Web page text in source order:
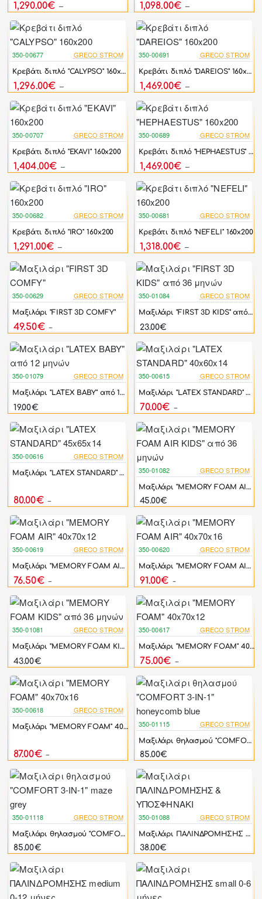
1,290.00€ 1,098.00€
-25%
350-00677 GRECO STROM
Κρεβάτι διπλό "CALYPSO" 160x200
1,296.00€
-25%
350-00691 GRECO STROM
Κρεβάτι διπλό "DAREIOS" 160x200
1,469.00€
-25%
350-00707 GRECO STROM
Κρεβάτι διπλό "EKAVI" 160x200
1,404.00€
-25%
350-00689 GRECO STROM
Κρεβάτι διπλό "HEPHAESTUS" 160x200
1,469.00€
-25%
350-00682 GRECO STROM
Κρεβάτι διπλό "IRO" 160x200
1,291.00€
-25%
350-00681 GRECO STROM
Κρεβάτι διπλό "NEFELI" 160x200
1,318.00€
-10%
350-00629 GRECO STROM
Μαξιλάρι "FIRST 3D COMFY"
49.50€
350-01084 GRECO STROM
Μαξιλάρι "FIRST 3D KIDS" από 36 μηνών
23.00€
350-01079 GRECO STROM
Μαξιλάρι "LATEX BABY" από 12 μηνών
19.00€
-10%
350-00615 GRECO STROM
Μαξιλάρι "LATEX STANDARD" 40x60x14
70.00€
-11%
350-00616 GRECO STROM
Μαξιλάρι "LATEX STANDARD" 45x65x14
80.00€
350-01082 GRECO STROM
Μαξιλάρι "MEMORY FOAM AIR KIDS" από 36 μηνών
45.00€
-10%
350-00619 GRECO STROM
Μαξιλάρι "MEMORY FOAM AIR" 40x70x12
76.50€
-10%
350-00620 GRECO STROM
Μαξιλάρι "MEMORY FOAM AIR" 40x70x16
91.00€
350-01081 GRECO STROM
Μαξιλάρι "MEMORY FOAM KIDS" από 36 μηνών
43.00€
-10%
350-00617 GRECO STROM
Μαξιλάρι "MEMORY FOAM" 40x70x12
75.00€
-10%
350-00618 GRECO STROM
Μαξιλάρι "MEMORY FOAM" 40x70x16
87.00€
350-01115 GRECO STROM
Μαξιλάρι θηλασμού "COMFORT 3-IN-1" honeycomb blue
85.00€
350-01118 GRECO STROM
Μαξιλάρι θηλασμού "COMFORT 3-IN-1" maze grey
85.00€
350-01088 GRECO STROM
Μαξιλάρι ΠΑΛΙΝΔΡΟΜΗΣΗΣ & ΥΠΟΣΦΗΝΑΚΙ
38.00€